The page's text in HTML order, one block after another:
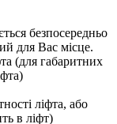
безпосередньо
для Вас місце.
(для габаритних
ліфта, або
в ліфт)